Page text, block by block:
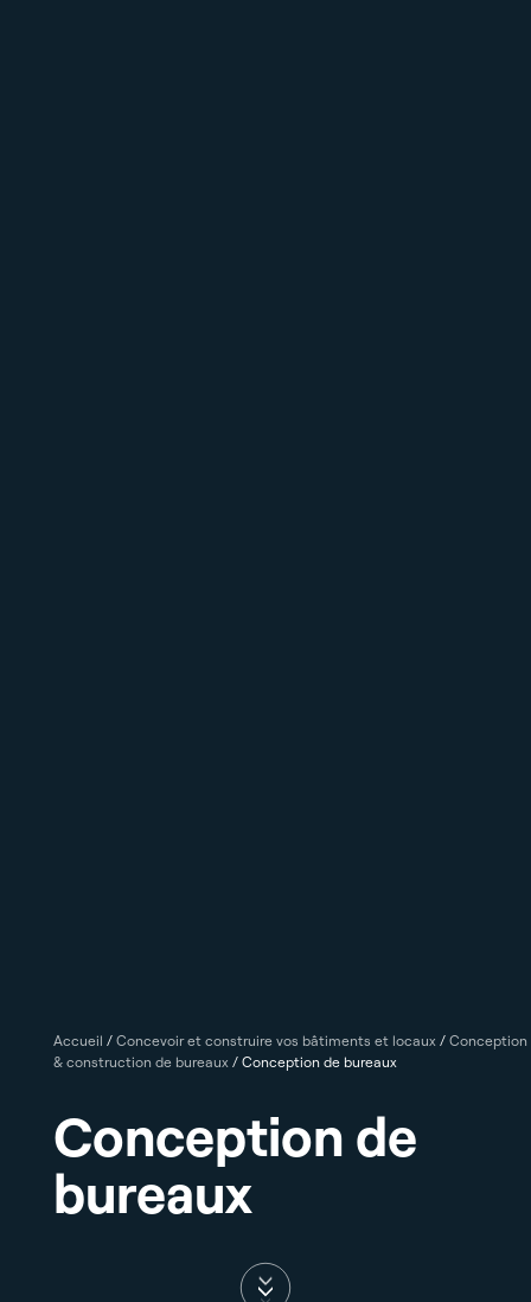
Accueil / Concevoir et construire vos bâtiments et locaux/ Conception
& construction de bureaux/ Conception de bureaux
Conception de
bureaux